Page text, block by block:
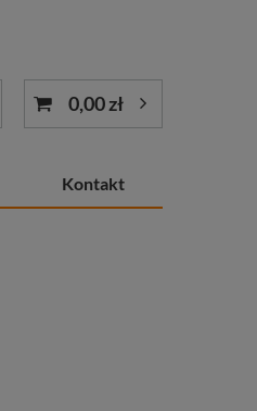
0,00 zł
Kontakt